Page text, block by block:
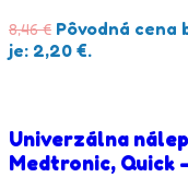
8,46€ Pôvodná cena
je: 2,20 €.
Univerzálna
Medtronic, Quick